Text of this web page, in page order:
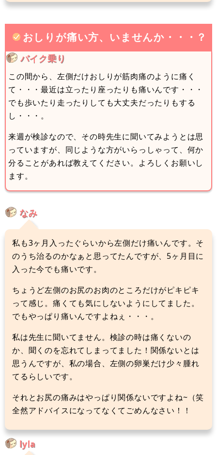
おしりが痛い方、いませんか・・・？
バイク乗り
この間から、左側だけおしりが筋肉痛のように痛く
て・・・最近は立ったり座ったりも痛いんです・・・
でも歩いたり走ったりしても大丈夫だったりもする
し・・・。
来週が検診なので、その時先生に聞いてみようとは思
っていますが、同じような方がいらっしゃって、何か
分ることがあれば教えてください。よろしくお願いし
ます。
なみ
私も3ヶ月入ったぐらいから左側だけ痛いんです。そ
のうち治るのかなぁと思ってたんですが、5ヶ月目に
入った今でも痛いです。
ちょうど左側のお尻のお肉のところだけがピキピキ
って感じ。痛くても気にしないようにしてました。
でもやっぱり痛いんですよねぇ・・・。
私は先生に聞いてません。検診の時は痛くないの
か、聞くのを忘れてしまってました！関係ないとは
思うんですが、私の場合、左側の卵巣だけ少々腫れ
てるらしいです。
それとお尻の痛みはやっぱり関係ないですよね~（笑
全然アドバイスになってなくてごめんなさい！！
lyla